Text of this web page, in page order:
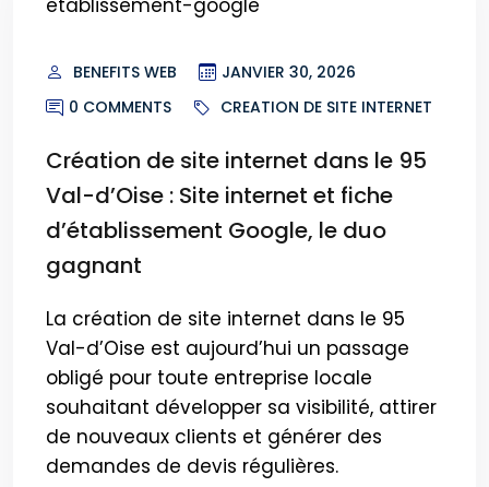
BENEFITS WEB
JANVIER 30, 2026
0 COMMENTS
CREATION DE SITE INTERNET
Création de site internet dans le 95
Val-d’Oise : Site internet et fiche
d’établissement Google, le duo
gagnant
La création de site internet dans le 95
Val-d’Oise est aujourd’hui un passage
obligé pour toute entreprise locale
souhaitant développer sa visibilité, attirer
de nouveaux clients et générer des
demandes de devis régulières.